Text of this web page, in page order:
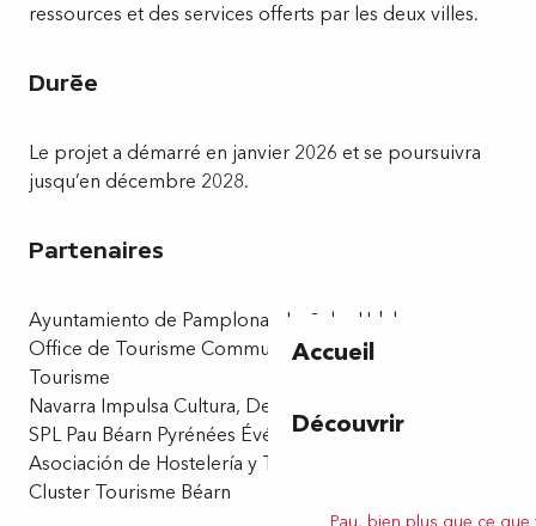
Accueil
Découvrir
ressources et des services offerts par les deux villes.
Durée
Le projet a démarré en janvier 2026 et se poursuivra
jusqu’en décembre 2028.
Partenaires
Ayuntamiento de Pamplona – Iruñeko Udala
Office de Tourisme Communautaire Pau Pyrénées
Tourisme
Navarra Impulsa Cultura, Deporte y Ocio – NICDO
SPL Pau Béarn Pyrénées Événements
Asociación de Hostelería y Turismo de Navarra – AEHN
Cluster Tourisme Béarn